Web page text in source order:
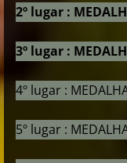
2º lugar :
3º lugar :
4º lugar :
5º lugar :